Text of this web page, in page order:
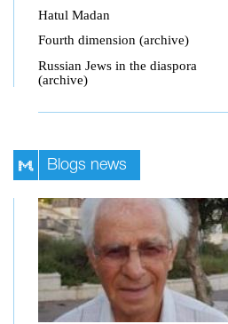
Hatul Madan
Fourth dimension (archive)
Russian Jews in the diaspora
(archive)
Blogs news